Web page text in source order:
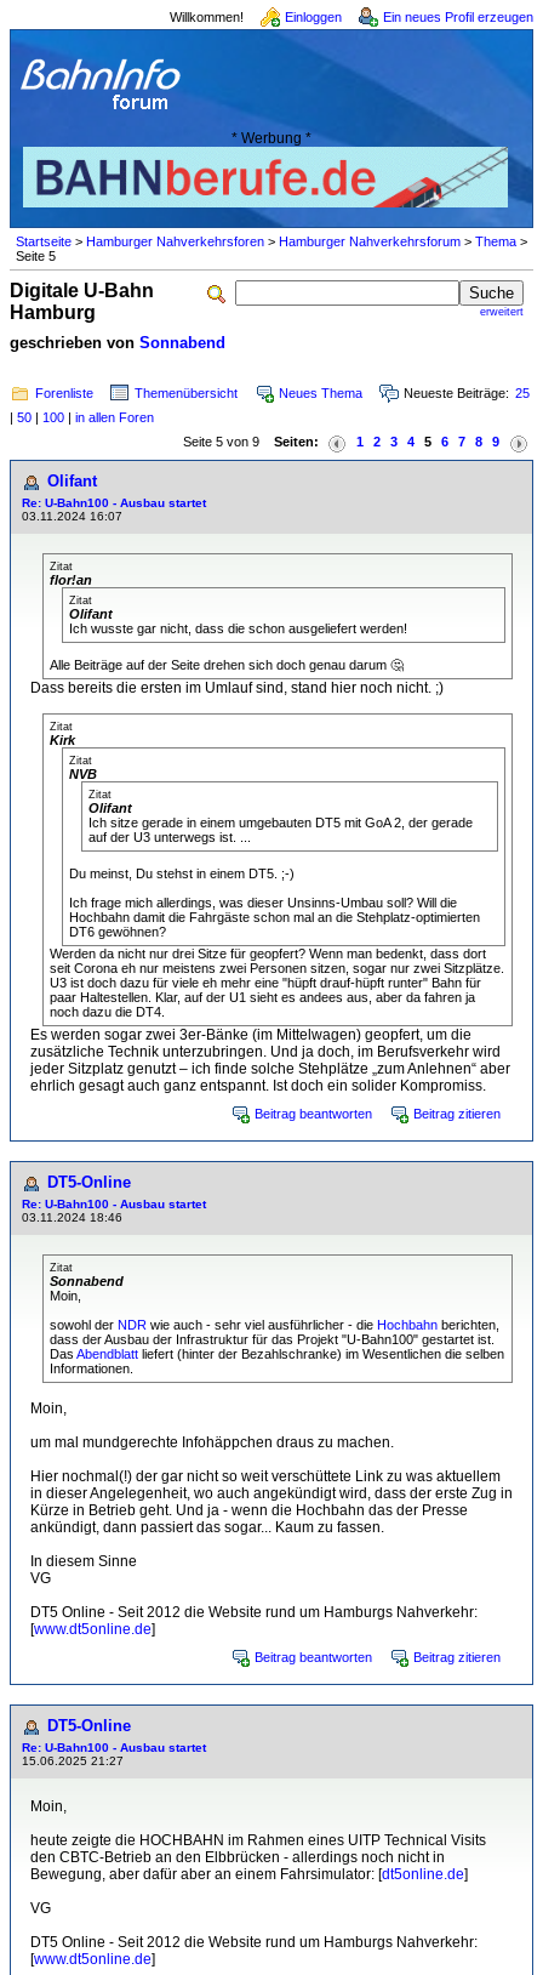
Willkommen! Einloggen Ein neues Profil erzeugen
* Werbung *
Startseite > Hamburger Nahverkehrsforen > Hamburger Nahverkehrsforum > Thema >
Seite 5
erweitert
Digitale U-Bahn
Hamburg
geschrieben von Sonnabend
Forenliste Themenübersicht Neues Thema Neueste Beiträge: 25
| 50 | 100 | in allen Foren
Seite 5 von 9 Seiten: 1 2 3 4 5 6 7 8 9
Olifant
Re: U-Bahn100 - Ausbau startet
03.11.2024 16:07
Zitat
flor!an
Zitat
Olifant
Ich wusste gar nicht, dass die schon ausgeliefert werden!
Alle Beiträge auf der Seite drehen sich doch genau darum 🤔
Dass bereits die ersten im Umlauf sind, stand hier noch nicht. ;)
Zitat
Kirk
Zitat
NVB
Zitat
Olifant
Ich sitze gerade in einem umgebauten DT5 mit GoA 2, der gerade
auf der U3 unterwegs ist. ...
Du meinst, Du stehst in einem DT5. ;-)
Ich frage mich allerdings, was dieser Unsinns-Umbau soll? Will die
Hochbahn damit die Fahrgäste schon mal an die Stehplatz-optimierten
DT6 gewöhnen?
Werden da nicht nur drei Sitze für geopfert? Wenn man bedenkt, dass dort
seit Corona eh nur meistens zwei Personen sitzen, sogar nur zwei Sitzplätze.
U3 ist doch dazu für viele eh mehr eine "hüpft drauf-hüpft runter" Bahn für
paar Haltestellen. Klar, auf der U1 sieht es andees aus, aber da fahren ja
noch dazu die DT4.
Es werden sogar zwei 3er-Bänke (im Mittelwagen) geopfert, um die
zusätzliche Technik unterzubringen. Und ja doch, im Berufsverkehr wird
jeder Sitzplatz genutzt – ich finde solche Stehplätze „zum Anlehnen“ aber
ehrlich gesagt auch ganz entspannt. Ist doch ein solider Kompromiss.
Beitrag beantworten Beitrag zitieren
DT5-Online
Re: U-Bahn100 - Ausbau startet
03.11.2024 18:46
Zitat
Sonnabend
Moin,
sowohl der NDR wie auch - sehr viel ausführlicher - die Hochbahn berichten,
dass der Ausbau der Infrastruktur für das Projekt "U-Bahn100" gestartet ist.
Das Abendblatt liefert (hinter der Bezahlschranke) im Wesentlichen die selben
Informationen.
Moin,
um mal mundgerechte Infohäppchen draus zu machen.
Hier nochmal(!) der gar nicht so weit verschüttete Link zu was aktuellem
in dieser Angelegenheit, wo auch angekündigt wird, dass der erste Zug in
Kürze in Betrieb geht. Und ja - wenn die Hochbahn das der Presse
ankündigt, dann passiert das sogar... Kaum zu fassen.
In diesem Sinne
VG
DT5 Online - Seit 2012 die Website rund um Hamburgs Nahverkehr:
[www.dt5online.de]
Beitrag beantworten Beitrag zitieren
DT5-Online
Re: U-Bahn100 - Ausbau startet
15.06.2025 21:27
Moin,
heute zeigte die HOCHBAHN im Rahmen eines UITP Technical Visits
den CBTC-Betrieb an den Elbbrücken - allerdings noch nicht in
Bewegung, aber dafür aber an einem Fahrsimulator: [dt5online.de]
VG
DT5 Online - Seit 2012 die Website rund um Hamburgs Nahverkehr:
[www.dt5online.de]